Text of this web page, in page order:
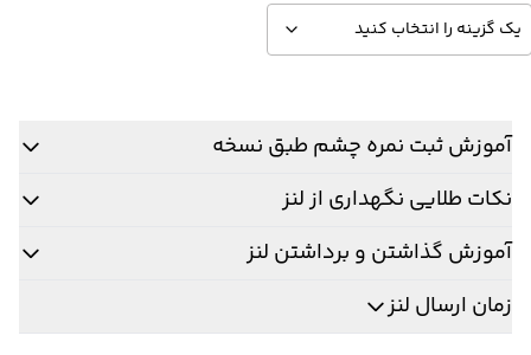
آموزش ثبت نمره چشم طبق نسخه
نکات طلایی نگهداری از لنز
آموزش گذاشتن و برداشتن لنز
زمان ارسال لنز